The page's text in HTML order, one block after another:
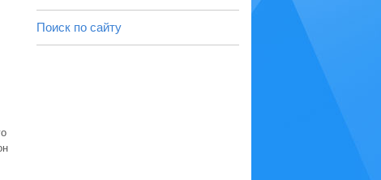
Поиск по сайту